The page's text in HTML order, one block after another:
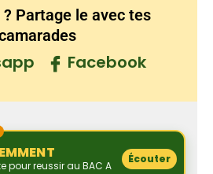
Partage le avec tes
Facebook
pour reussir au BAC A
Écouter